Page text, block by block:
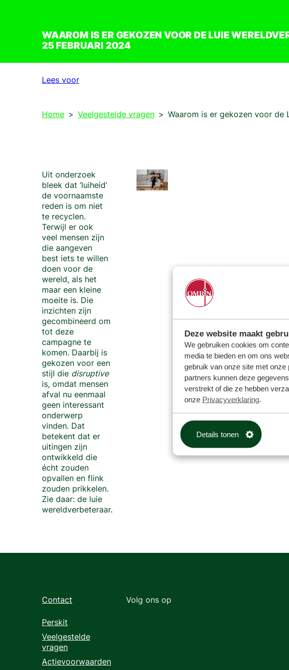
Deze website maakt
We gebruiken cookies om
media te bieden en om ons
gebruik van onze site met
partners kunnen deze
verstrekt of die ze hebben
onze Privacyverklaring.
Details tonen
WAAROM IS ER GEKOZEN VOOR DE LUIE
25 FEBRUARI 2024
Lees voor
Home Veelgestelde vragen Waarom is er gekozen voor de
Uit onderzoek
bleek dat ‘luiheid’
de voornaamste
reden is om niet
te recyclen.
Terwijl er ook
veel mensen zijn
die aangeven
best iets te willen
doen voor de
wereld, als het
maar een kleine
moeite is. Die
inzichten zijn
gecombineerd om
tot deze
campagne te
komen. Daarbij is
gekozen voor een
stijl die disruptive
is, omdat mensen
afval nu eenmaal
geen interessant
onderwerp
vinden. Dat
betekent dat er
uitingen zijn
ontwikkeld die
écht zouden
opvallen en flink
zouden prikkelen.
Zie daar: de luie
wereldverbeteraar.
Contact
Perskit
Veelgestelde
vragen
Actievoorwaarden
Volg ons op